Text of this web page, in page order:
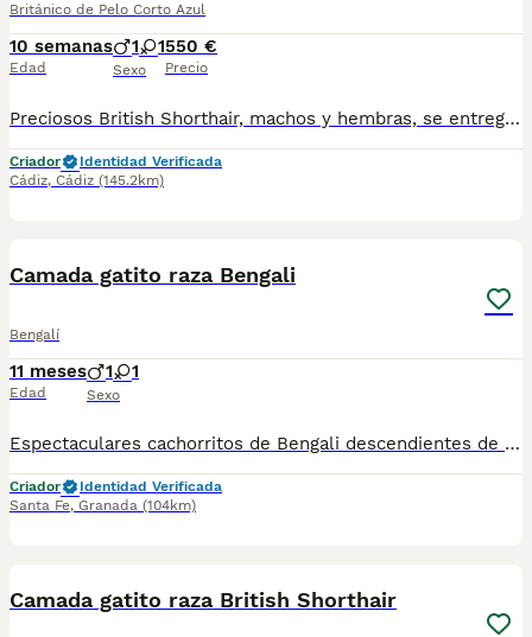
Británico de Pelo Corto Azul
10 semanas
Edad
1 1
Sexo
550 €
Precio
Preciosos British Shorthair, machos y hembras, se entregan vacunados y desparasitados con cartilla veterinaria, excelente morfología, pelo y carácter muy cariñosos, se entregan comiendo pienso en seco y yendo al arenero. Garantía vírica por escrito, Criados en ambiente familiar, tranquilo y con todo el cariño. Antes de comprar tiene que saber que ser un dueño responsable de un gatito implica comprometerse a brindarles atención económica, física y emocional a largo plazo, incluyendo alimentación de calidad, un entorno seguro, visitas veterinarias regulares, aseo, tiempo de juego y planificación para toda su vida, ya que dependen de ti para su bienestar. Es una decisión importante que no debe tomarse impulsivamente, ya que implica costos, tiempo y el compromiso de atender las necesidades específicas del gato durante toda su vida, abarcando desde vacunas, esterilización, tratamientos, etc y disponer de fondos de emergencia para cualquier imprevisto. En caso de envío debe ser el cliente el que contrate con la una agencia de transporte de mascotas autorizada, para el envío los gatitos tienen que haber cumplido los 2 meses de edad y viajar con su cartilla con la desaparición y primera vacuna puesta. El precio no incluye iva, envío, ni otros traslados en caso de necesitarlo
Criador
Identidad Verificada
Cádiz, Cádiz (145.2km)
Camada gatito raza Bengali
Bengalí
11 meses
Edad
1 1
Sexo
Espectaculares cachorritos de Bengali descendientes de las mejores líneas de sangre. Las camadas están bajo supervisión veterinaria desde su nacimiento hasta que son entregadas a su nueva familia. Criados por un equipo de profesionales y mejores personas que, con años de experiencia a sus espaldas, cuidan a los animales por vocación, aplicando una cría ética y responsable para que cada cachorro se desarrolle con la mejor salud y con un buen temperamento. Todos los cachorritos se entregan con unos dos meses y medio de edad y sus vacunas correspondientes, desparasitados interna y externamente, con certificado de salud, y garantía tanto por enfermedad vírica como congénito genética. Posibilidad de entregar en toda España mediante transporte propio habilitado para perros y con chofer privado. Los precios pueden variar según las características y morfología de cada cachorro. Puedes contactar en el 696 09 34 48
Criador
Identidad Verificada
Santa Fe, Granada (104km)
Camada gatito raza British Shorthair